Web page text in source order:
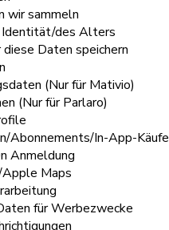
wir sammeln
Identität/des Alters
Daten speichern
(Nur für Mativio)
(Nur für Parlaro)
Abonnements/In-App-Käufe
Anmeldung
Maps
für Werbezwecke